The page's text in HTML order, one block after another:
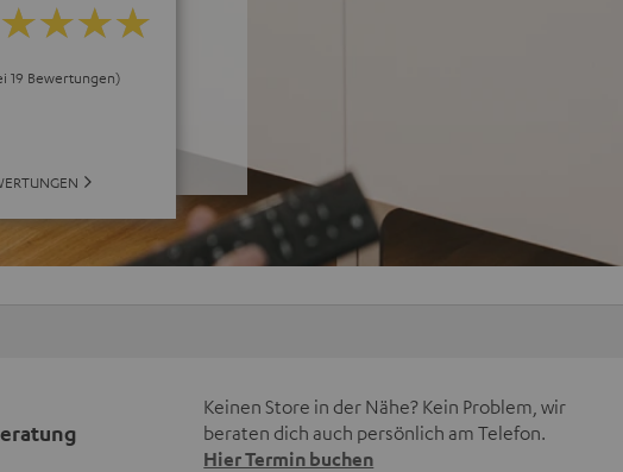
19 Bewertungen)
Keinen Store in der Nähe? Kein Problem, wir
beraten dich auch persönlich am Telefon.
Hier Termin buchen